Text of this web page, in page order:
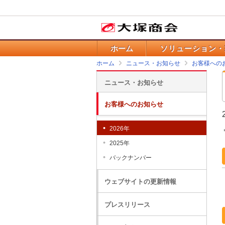
ホーム ソリューション
ホーム ニュース・お知らせ お客様への
ニュース・お知らせ
お客様へのお知らせ
2026年
2025年
バックナンバー
ウェブサイトの更新情報
プレスリリース